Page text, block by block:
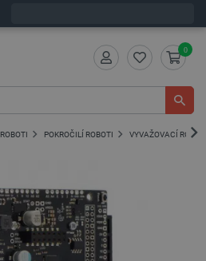
0
ROBOTI POKROČILÍ ROBOTI VYVAŽOVACÍ